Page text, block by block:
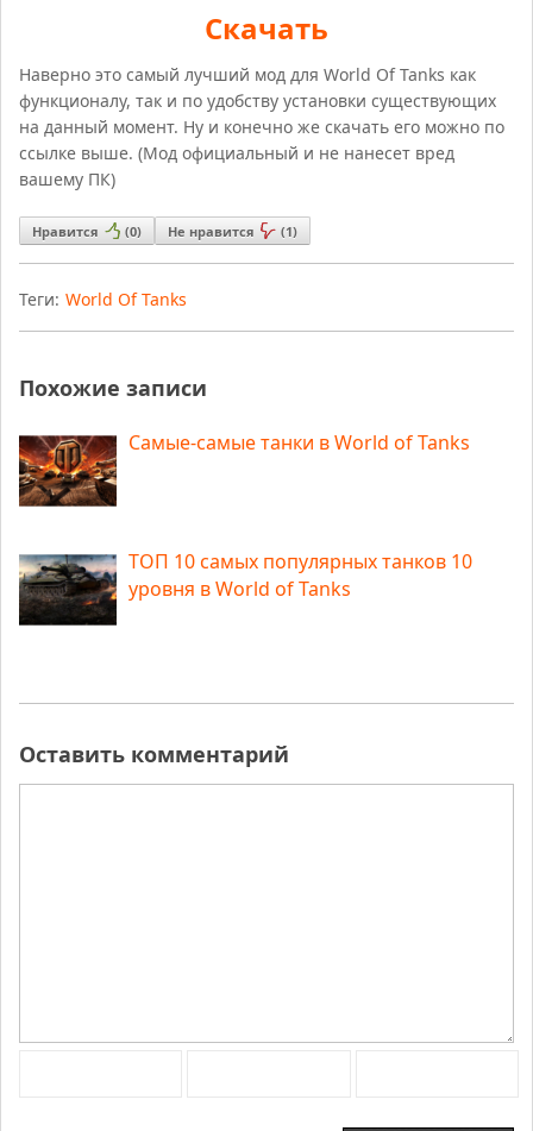
Скачать
Наверно это самый лучший мод для World Of Tanks как
функционалу, так и по удобству установки существующих
на данный момент. Ну и конечно же скачать его можно по
ссылке выше. (Мод официальный и не нанесет вред
вашему ПК)
Нравится (0) Не нравится (1)
Теги: World Of Tanks
Похожие записи
Самые-самые танки в World of Tanks
ТОП 10 самых популярных танков 10
уровня в World of Tanks
Оставить комментарий